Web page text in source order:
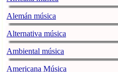
Alemán música
Alternativa música
Ambiental música
Americana Música